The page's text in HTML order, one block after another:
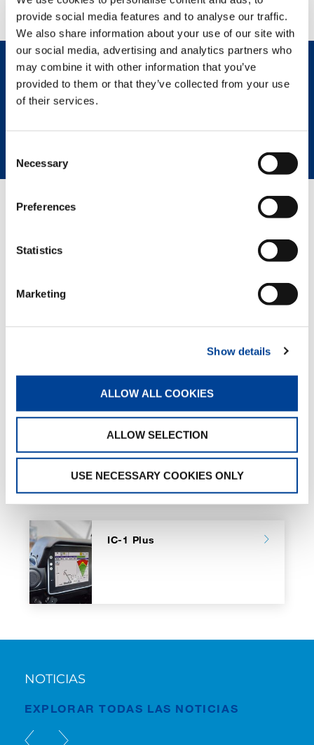
provide social media features and to analyse our traffic.
We also share information about your use of our site with
our social media, advertising and analytics partners who
may combine it with other information that you’ve
provided to them or that they’ve collected from your use
of their services.
Selection
Necessary
Preferences
Statistics
Marketing
Show details
ALLOW ALL COOKIES
ALLOW SELECTION
USE NECESSARY COOKIES ONLY
CONTÁCTENOS
HOJA DE ESPECIFICACIONES
Eco Mode
PÁGINAS RELACIONADAS
IC-1 Plus
NOTICIAS
EXPLORAR TODAS LAS NOTICIAS